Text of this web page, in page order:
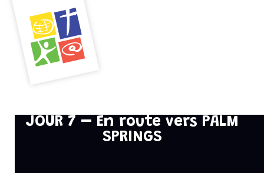
JOUR 7 – En route vers PALM
SPRINGS